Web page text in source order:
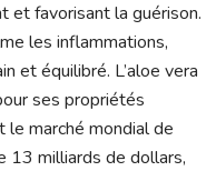
et favorisant la guérison.
les inflammations,
et équilibré. L’aloe vera
ses propriétés
marché mondial de
13 milliards de dollars,